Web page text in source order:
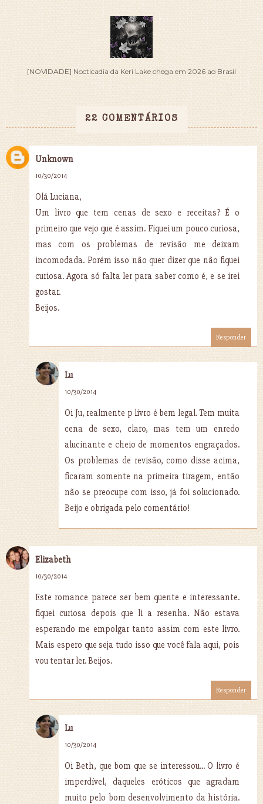
[NOVIDADE] Nocticadia da Keri Lake chega em 2026 ao Brasil
22 COMENTÁRIOS
Unknown
10/30/2014
Olá Luciana,
Um livro que tem cenas de sexo e receitas? É o
primeiro que vejo que é assim. Fiquei um pouco curiosa,
mas com os problemas de revisão me deixam
incomodada. Porém isso não quer dizer que não fiquei
curiosa. Agora só falta ler para saber como é, e se irei
gostar.
Beijos.
Responder
Lu
10/30/2014
Oi Ju, realmente p livro é bem legal. Tem muita
cena de sexo, claro, mas tem um enredo
alucinante e cheio de momentos engraçados.
Os problemas de revisão, como disse acima,
ficaram somente na primeira tiragem, então
não se preocupe com isso, já foi solucionado.
Beijo e obrigada pelo comentário!
Elizabeth
10/30/2014
Este romance parece ser bem quente e interessante.
fiquei curiosa depois que li a resenha. Não estava
esperando me empolgar tanto assim com este livro.
Mais espero que seja tudo isso que você fala aqui, pois
vou tentar ler. Beijos.
Responder
Lu
10/30/2014
Oi Beth, que bom que se interessou... O livro é
imperdível, daqueles eróticos que agradam
muito pelo bom desenvolvimento da história.